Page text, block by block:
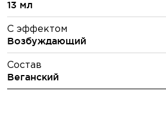
13 мл
С эффектом
Возбуждающий
Состав
Веганский